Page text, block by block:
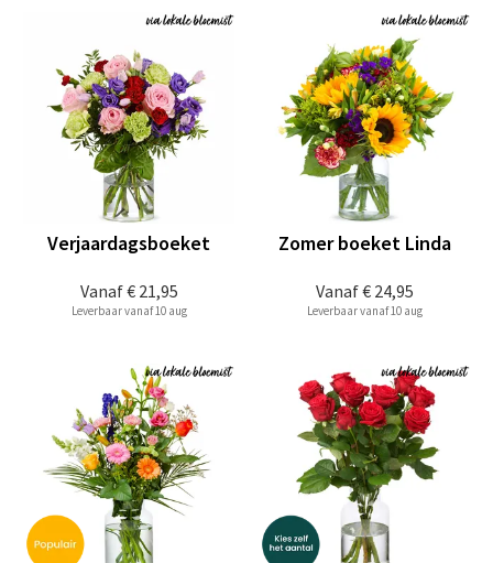
Vanaf€ 21,95
Verjaardagsboeket
Leverbaar vanaf 10 aug
Vanaf€ 24,95
Zomer boeket Linda
Leverbaar vanaf 10 aug